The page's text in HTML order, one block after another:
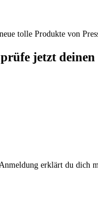
tolle Produkte von
jetzt deinen
erklärt du dich